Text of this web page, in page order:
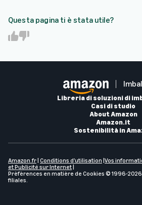
Questa pagina ti è stata utile?
Y
N
Libreria di soluzioni di
Casi di studio
About Amazon
Amazon.it
Sostenibilità in
Amazon.fr Conditions d’utilisation Vos
et Publicité sur Internet
Prèfèrences en matière de Cookies © 1996-
filiales.